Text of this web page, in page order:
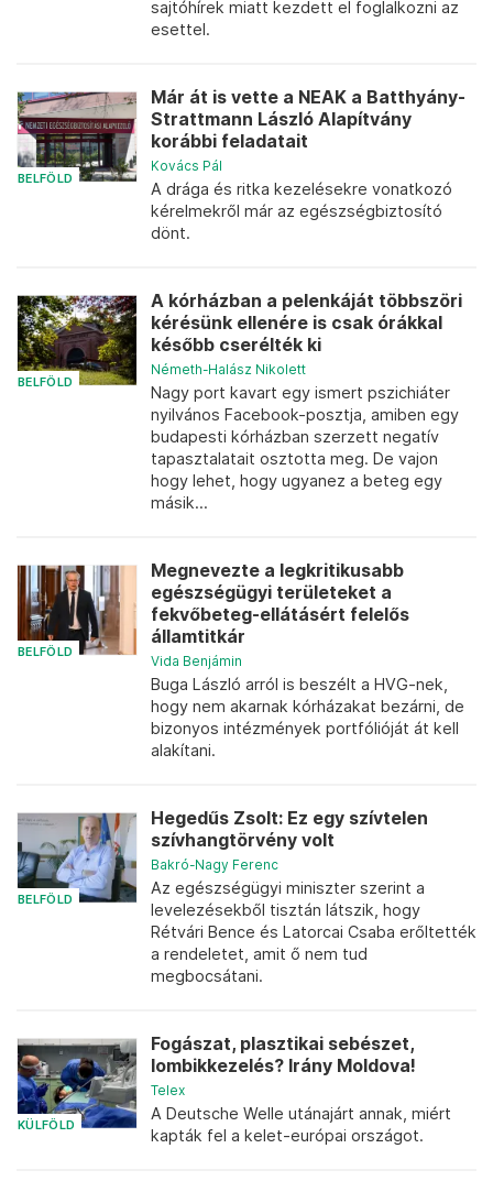
sajtóhírek miatt kezdett el foglalkozni az
esettel.
BELFÖLD
Már át is vette a NEAK a Batthyány-
Strattmann László Alapítvány
korábbi feladatait
Kovács Pál
A drága és ritka kezelésekre vonatkozó
kérelmekről már az egészségbiztosító
dönt.
BELFÖLD
A kórházban a pelenkáját többszöri
kérésünk ellenére is csak órákkal
később cserélték ki
Németh-Halász Nikolett
Nagy port kavart egy ismert pszichiáter
nyilvános Facebook-posztja, amiben egy
budapesti kórházban szerzett negatív
tapasztalatait osztotta meg. De vajon
hogy lehet, hogy ugyanez a beteg egy
másik...
BELFÖLD
Megnevezte a legkritikusabb
egészségügyi területeket a
fekvőbeteg-ellátásért felelős
államtitkár
Vida Benjámin
Buga László arról is beszélt a HVG-nek,
hogy nem akarnak kórházakat bezárni, de
bizonyos intézmények portfólióját át kell
alakítani.
BELFÖLD
Hegedűs Zsolt: Ez egy szívtelen
szívhangtörvény volt
Bakró-Nagy Ferenc
Az egészségügyi miniszter szerint a
levelezésekből tisztán látszik, hogy
Rétvári Bence és Latorcai Csaba erőltették
a rendeletet, amit ő nem tud
megbocsátani.
KÜLFÖLD
Fogászat, plasztikai sebészet,
lombikkezelés? Irány Moldova!
Telex
A Deutsche Welle utánajárt annak, miért
kapták fel a kelet-európai országot.